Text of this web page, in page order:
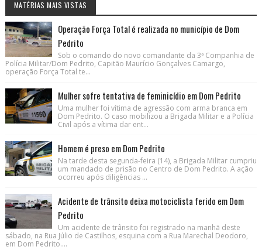
MATÉRIAS MAIS VISTAS
Operação Força Total é realizada no município de Dom
Pedrito
Sob o comando do novo comandante da 3ª Companhia de
Polícia Militar/Dom Pedrito, Capitão Maurício Gonçalves Camargo,
operação Força Total te...
Mulher sofre tentativa de feminicídio em Dom Pedrito
Uma mulher foi vítima de agressão com arma branca em
Dom Pedrito. O caso mobilizou a Brigada Militar e a Polícia
Civil após a vítima dar ent...
Homem é preso em Dom Pedrito
Na tarde desta segunda-feira (14), a Brigada Militar cumpriu
um mandado de prisão no Centro de Dom Pedrito. A ação
ocorreu após diligências ...
Acidente de trânsito deixa motociclista ferido em Dom
Pedrito
Um acidente de trânsito foi registrado na manhã deste
sábado, na Rua Júlio de Castilhos, esquina com a Rua Marechal Deodoro,
em Dom Pedrito....